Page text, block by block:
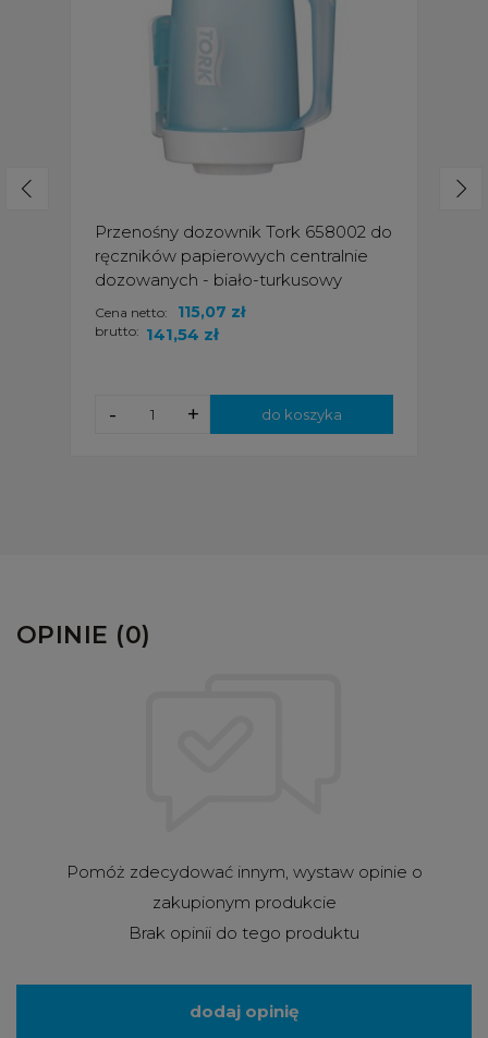
Przenośny dozownik Tork 658002 do
ręczników papierowych centralnie
dozowanych - biało-turkusowy
brutto: 141,54 zł
Cena netto: 115,07 zł
+
- do koszyka
OPINIE (0)
Pomóż zdecydować innym, wystaw opinie o
zakupionym produkcie
Brak opinii do tego produktu
dodaj opinię